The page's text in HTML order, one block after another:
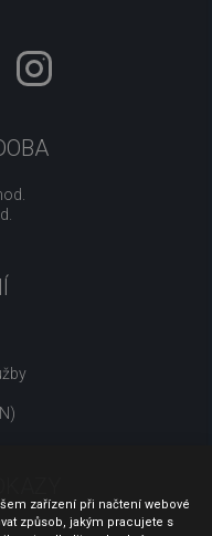
zařízení při načtení webové
způsob, jakým pracujete s